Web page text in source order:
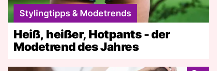
Stylingtipps & Modetrends
Heiß, heißer, Hotpants - der
Modetrend des Jahres